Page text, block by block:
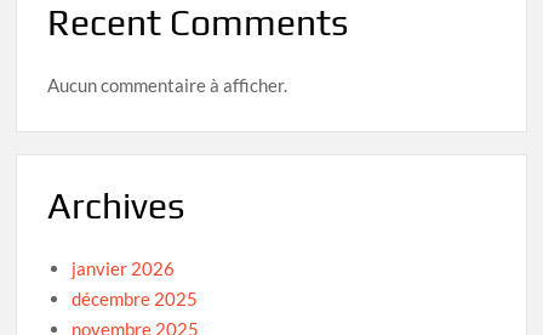
Recent Comments
Aucun commentaire à afficher.
Archives
janvier 2026
décembre 2025
novembre 2025